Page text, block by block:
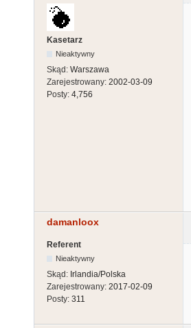
Kasetarz
Nieaktywny
Skąd: Warszawa
Zarejestrowany: 2002-03-09
Posty: 4,756
damanloox
Referent
Nieaktywny
Skąd: Irlandia/Polska
Zarejestrowany: 2017-02-09
Posty: 311